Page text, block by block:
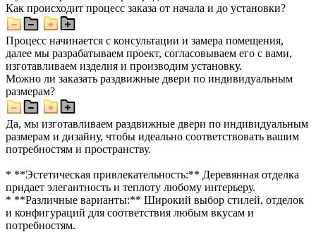
Как происходит процесс заказа от начала и до установки?
Процесс начинается с консультации и замера помещения,
далее мы разрабатываем проект, согласовываем его с вами,
изготавливаем изделия и производим установку.
Можно ли заказать раздвижные двери по индивидуальным
размерам?
Да, мы изготавливаем раздвижные двери по индивидуальным
размерам и дизайну, чтобы идеально соответствовать вашим
потребностям и пространству.
* **Эстетическая привлекательность:** Деревянная отделка
придает элегантность и теплоту любому интерьеру.
* **Различные варианты:** Широкий выбор стилей, отделок
и конфигураций для соответствия любым вкусам и
потребностям.